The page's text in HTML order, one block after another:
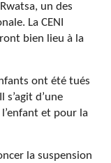
un des
La CENI
bien lieu à la
ont été tués
d’une
et pour la
la suspension